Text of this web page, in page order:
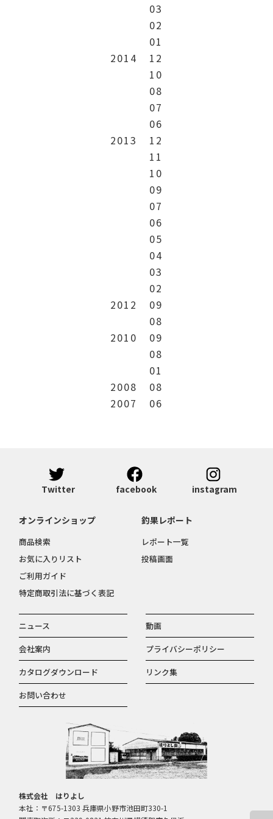
03
02
01
2014
12
10
08
07
06
2013
12
11
10
09
07
06
05
04
03
02
2012
09
08
2010
09
08
01
2008
08
2007
06
Twitter facebook instagram
株式会社 はりよし
本社：〒675-1303 兵庫県小野市池田町330-1
ニュース
動画
会社案内
プライバシーポリシー
カタログダウンロード
リンク集
お問い合わせ
オンラインショップ
商品検索
お気に入りリスト
ご利用ガイド
特定商取引法に基づく表記
釣果レポート
レポート一覧
投稿画面